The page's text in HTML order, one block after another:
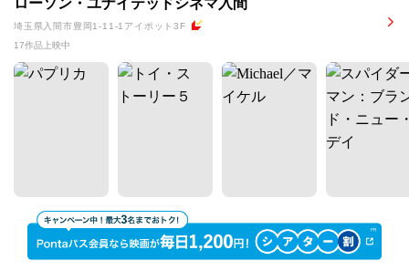
ローソン・ユナイテッドシネマ入間
埼玉県入間市豊岡1-11-1アイポット3F
17作品上映中